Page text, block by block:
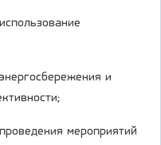
и
мероприятий